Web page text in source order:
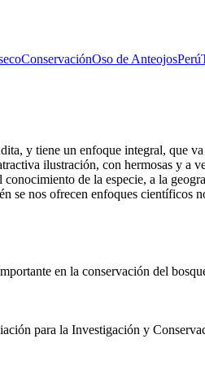
ConservaciónOso de AnteojosPerú
y tiene un enfoque integral, que
ilustración, con hermosas y a
de la especie, a la
se nos ofrecen enfoques
en la conservación del
para la Investigación y